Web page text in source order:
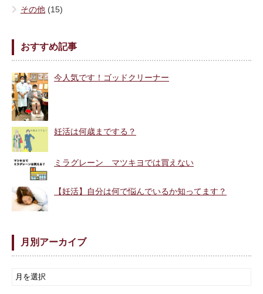
その他 (15)
おすすめ記事
今人気です！ゴッドクリーナー
妊活は何歳までする？
ミラグレーン マツキヨでは買えない
【妊活】自分は何で悩んでいるか知ってます？
月別アーカイブ